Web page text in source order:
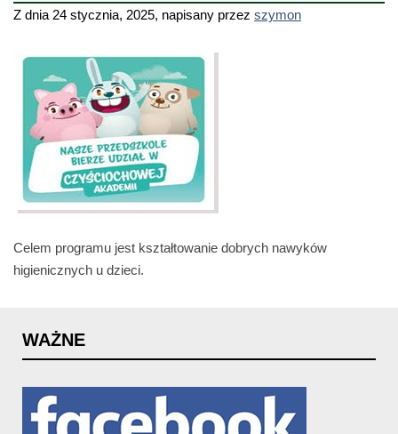
Z dnia 24 stycznia, 2025, napisany przez szymon
Celem programu jest kształtowanie dobrych nawyków
higienicznych u dzieci.
WAŻNE